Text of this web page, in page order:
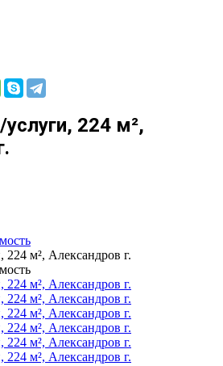
224 м²,
м², Александров г.